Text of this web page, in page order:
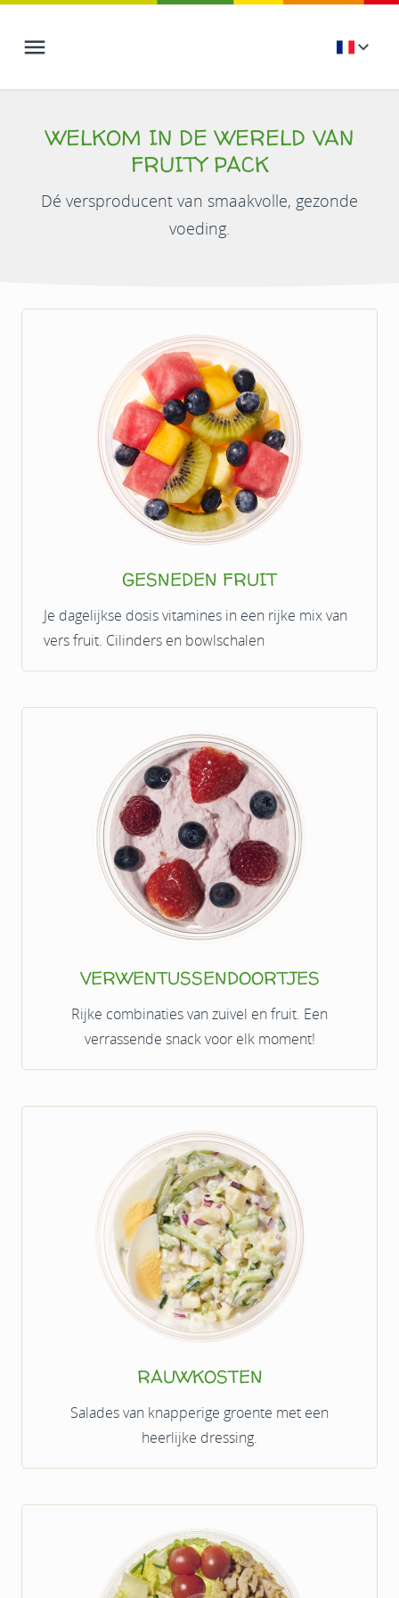
WELKOM IN DE WERELD VAN
FRUITY PACK
Dé versproducent van smaakvolle, gezonde
voeding.
GESNEDEN FRUIT
Je dagelijkse dosis vitamines in een rijke mix van
vers fruit. Cilinders en bowlschalen
VERWENTUSSENDOORTJES
Rijke combinaties van zuivel en fruit. Een
verrassende snack voor elk moment!
RAUWKOSTEN
Salades van knapperige groente met een
heerlijke dressing.